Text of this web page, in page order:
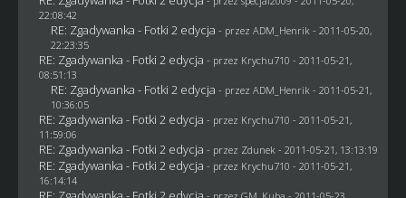
22:08:42
RE: Zgadywanka - Fotki 2 edycja - przez ADM_Henrik - 2011-05-20,
22:23:35
RE: Zgadywanka - Fotki 2 edycja - przez Krychu710 - 2011-05-21,
08:51:13
RE: Zgadywanka - Fotki 2 edycja - przez ADM_Henrik - 2011-05-21,
10:36:05
RE: Zgadywanka - Fotki 2 edycja - przez Krychu710 - 2011-05-21,
11:59:06
RE: Zgadywanka - Fotki 2 edycja - przez Zdunek - 2011-05-21, 13:13:19
RE: Zgadywanka - Fotki 2 edycja - przez Krychu710 - 2011-05-21,
16:14:14